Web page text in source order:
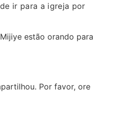
ir para a igreja por
estão orando para
Por favor, ore